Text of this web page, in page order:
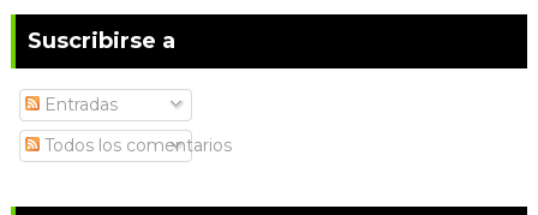
Suscribirse a
Entradas
Todos los comentarios